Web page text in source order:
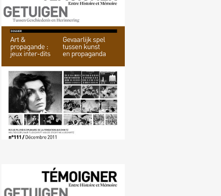
Nr. 111 (12/2011) Gevaarlijk spel
tussen kunst en propaganda